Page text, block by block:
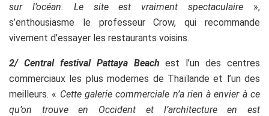
sur l’océan. Le site est vraiment spectaculaire »,
s’enthousiasme le professeur Crow, qui recommande
vivement d’essayer les restaurants voisins.
2/ Central festival Pattaya Beach est l’un des centres
commerciaux les plus modernes de Thaïlande et l’un des
meilleurs. « Cette galerie commerciale n’a rien à envier à ce
qu’on trouve en Occident et l’architecture en est